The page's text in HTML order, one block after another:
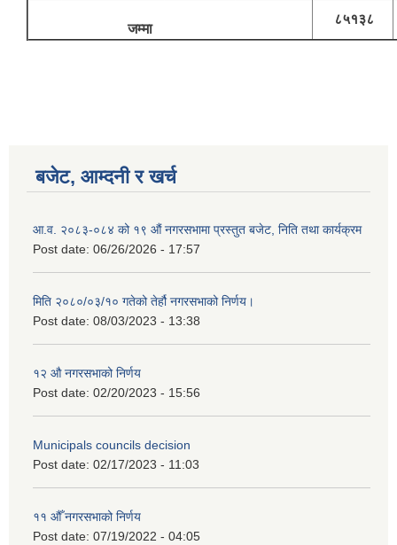
जम्मा
८५१३८
बजेट, आम्दनी र खर्च
आ.व. २०८३-०८४ को १९ औं नगरसभामा प्रस्तुत बजेट, निति तथा कार्यक्रम
Post date: 06/26/2026 - 17:57
मिति २०८०/०३/१० गतेको तेर्हौ नगरसभाको निर्णय।
Post date: 08/03/2023 - 13:38
१२ औ नगरसभाको निर्णय
Post date: 02/20/2023 - 15:56
Municipals councils decision
Post date: 02/17/2023 - 11:03
११ ‌औँ नगरसभाको निर्णय
Post date: 07/19/2022 - 04:05